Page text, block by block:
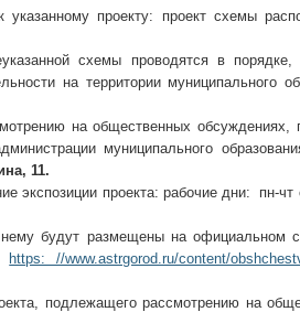
проекту: проект схемы
схемы проводятся в
на территории муниципального
на общественных обсуждениях,
муниципального
11.
проекта: рабочие дни: пн-чт
будут размещены на официальном
https: //www.astrgorod.ru/content/
подлежащего рассмотрению на